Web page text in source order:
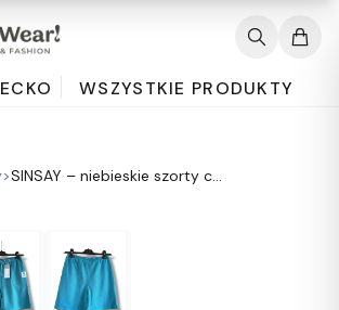
WSZYSTKIE PRODUKTY
> SINSAY – niebieskie szorty chłopięce 140cm